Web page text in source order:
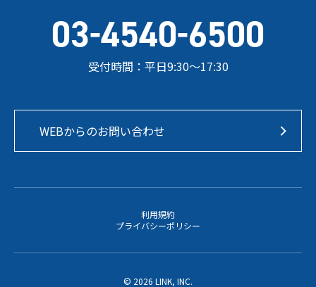
03-4540-6500
受付時間：平日9:30～17:30
WEBからのお問い合わせ
© 2026 LINK, INC.
利用規約
プライバシーポリシー